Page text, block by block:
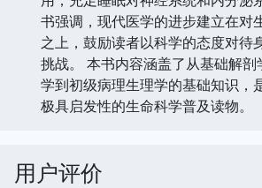
书强调，现代医学的进步建立在对
之上，鼓励读者以科学的态度对待
挑战。 本书内容涵盖了从基础解
学到初级病理生理学的基础知识，
极具启发性的生命科学普及读物。
用户评价